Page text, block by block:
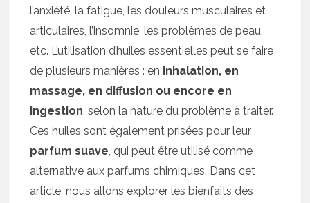
l’anxiété, la fatigue, les douleurs musculaires et
articulaires, l’insomnie, les problèmes de peau,
etc. L’utilisation d’huiles essentielles peut se faire
de plusieurs manières : en inhalation, en
massage, en diffusion ou encore en
ingestion, selon la nature du problème à traiter.
Ces huiles sont également prisées pour leur
parfum suave, qui peut être utilisé comme
alternative aux parfums chimiques. Dans cet
article, nous allons explorer les bienfaits des